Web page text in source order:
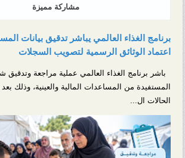
مشاركة مميزة
برنامج الغذاء العالمي يباشر تدقيق بيانات
اعتماد الوثائق الرسمية لتصويب السجلات
باشر برنامج الغذاء العالمي عملية مراجعة وتدقيق
المستفيدة من المساعدات المالية والعينية، وذلك
الحالات ال...